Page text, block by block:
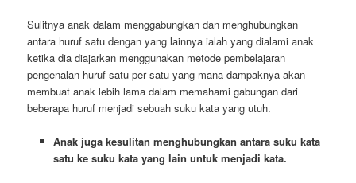
Sulitnya anak dalam menggabungkan dan menghubungkan
antara huruf satu dengan yang lainnya ialah yang dialami anak
ketika dia diajarkan menggunakan metode pembelajaran
pengenalan huruf satu per satu yang mana dampaknya akan
membuat anak lebih lama dalam memahami gabungan dari
beberapa huruf menjadi sebuah suku kata yang utuh.
Anak juga kesulitan menghubungkan antara suku kata
satu ke suku kata yang lain untuk menjadi kata.